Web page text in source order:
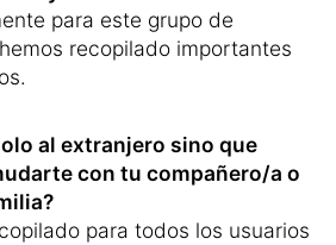
para este grupo de
recopilado importantes
al extranjero sino que
con tu compañero/a o
para todos los usuarios